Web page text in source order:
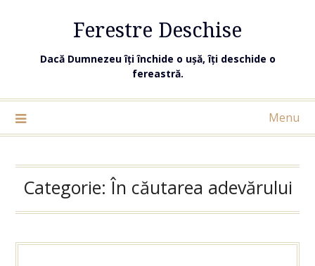
Ferestre Deschise
Dacă Dumnezeu îți închide o ușă, îți deschide o
fereastră.
Menu
Categorie:În căutarea adevărului